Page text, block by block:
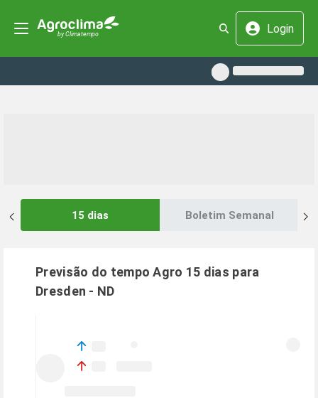
Login
15 dias Boletim Semanal
Previsão do tempo Agro 15 dias para
Dresden - ND